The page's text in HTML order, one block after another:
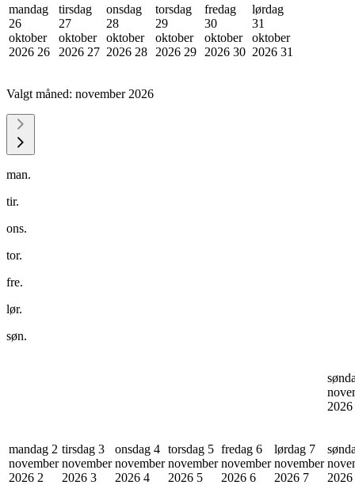
mandag
26
oktober
2026 26
tirsdag
27
oktober
2026 27
onsdag
28
oktober
2026 28
torsdag
29
oktober
2026 29
fredag
30
oktober
2026 30
lørdag
31
oktober
2026 31
Valgt måned: november 2026
man.
tir.
ons.
tor.
fre.
lør.
søn.
2026
mandag 2
november
2026 2
tirsdag 3
november
2026 3
onsdag 4
november
2026 4
torsdag 5
november
2026 5
fredag 6
november
2026 6
lørdag 7
november
2026 7
2026